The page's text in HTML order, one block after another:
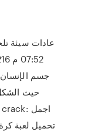
جسم
حيث